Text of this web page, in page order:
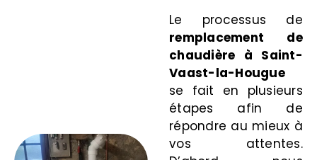
Le processus de
remplacement de
chaudière à Saint-
Vaast-la-Hougue
se fait en plusieurs
étapes afin de
répondre au mieux à
vos attentes.